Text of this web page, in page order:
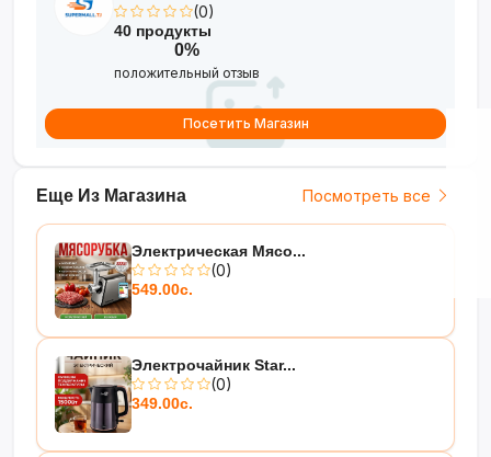
Еще Из Магазина Посмотреть все
Электрическая Мясо...
(0)
549.00с.
Электрочайник Star...
(0)
349.00с.
(0)
40 продукты
0%
положительный отзыв
Посетить Магазин